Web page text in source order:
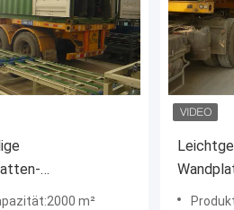
mit PLC-System
m²
für